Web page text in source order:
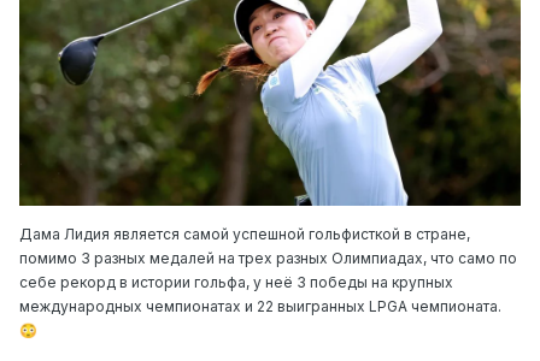
Дама Лидия является самой успешной гольфисткой в стране,
помимо 3 разных медалей на трех разных Олимпиадах, что само по
себе рекорд в истории гольфа, у неё 3 победы на крупных
международных чемпионатах и 22 выигранных LPGA чемпионата.
😳